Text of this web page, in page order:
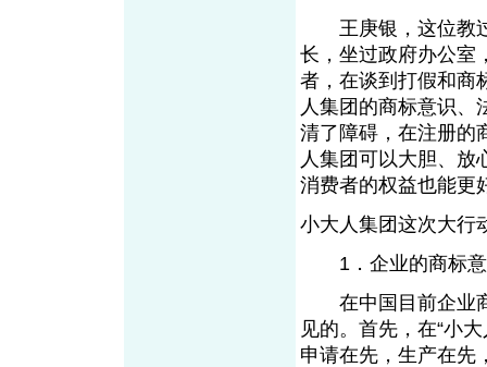
王庚银，这位教过
长，坐过政府办公室
者，在谈到打假和商
人集团的商标意识、
清了障碍，在注册的
人集团可以大胆、放
消费者的权益也能更
小大人集团这次大行
1．企业的商标意
在中国目前企业商
见的。首先，在“小
申请在先，生产在先